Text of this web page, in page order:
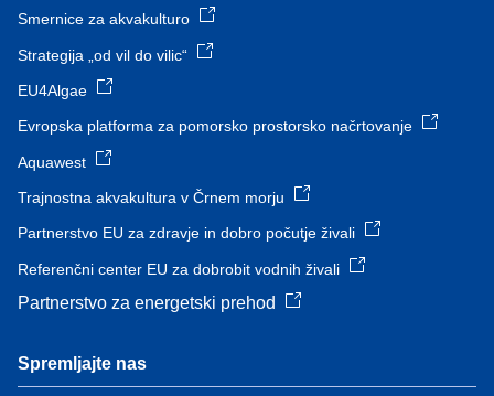
Smernice za akvakulturo
Strategija „od vil do vilic“
EU4Algae
Evropska platforma za pomorsko prostorsko načrtovanje
Aquawest
Trajnostna akvakultura v Črnem morju
Partnerstvo EU za zdravje in dobro počutje živali
Referenčni center EU za dobrobit vodnih živali
Partnerstvo za energetski prehod
Spremljajte nas